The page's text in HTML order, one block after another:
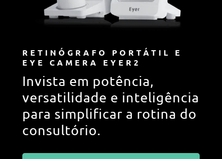
RETINÓGRAFO PORTÁTIL E
EYE CAMERA EYER2
Invista em potência,
versatilidade e inteligência
para simplificar a rotina do
consultório.